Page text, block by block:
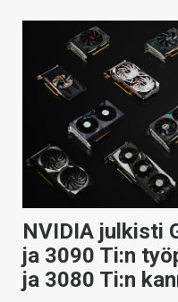
NVIDIA julkisti
ja 3090 Ti:n
ja 3080 Ti:n